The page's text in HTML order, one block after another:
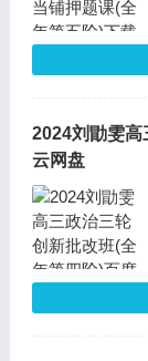
2024刘勖雯高
云网盘